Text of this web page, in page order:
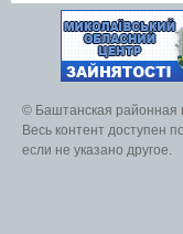
© Баштанская районная
Весь контент доступен
если не указано другое.